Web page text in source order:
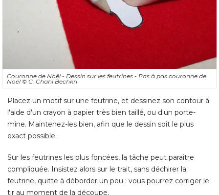
Couronne de Noël - Dessin sur les feutrines - Pas à pas couronne de
Noël © C. Chahi Bechkri
Placez un motif sur une feutrine, et dessinez son contour à
l'aide d'un crayon à papier très bien taillé, ou d'un porte-
mine. Maintenez-les bien, afin que le dessin soit le plus
exact possible.
Sur les feutrines les plus foncées, la tâche peut paraître
compliquée. Insistez alors sur le trait, sans déchirer la
feutrine, quitte à déborder un peu : vous pourrez corriger le
tir au moment de la découpe.